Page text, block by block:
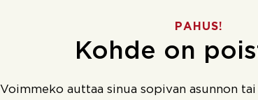
PAHUS!
Kohde on
Voimmeko auttaa sinua sopivan asunnon